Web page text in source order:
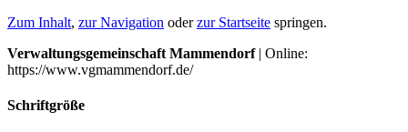
Zum Inhalt, zur Navigation oderzur Startseite springen.
Verwaltungsgemeinschaft Mammendorf| Online:
https://www.vgmammendorf.de/
Schriftgröße